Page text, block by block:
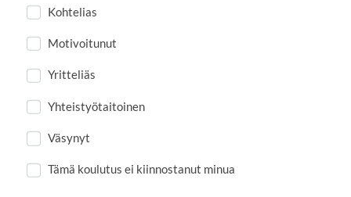
Kohtelias
Motivoitunut
Yritteliäs
Yhteistyötaitoinen
Väsynyt
Tämä koulutus ei kiinnostanut minua